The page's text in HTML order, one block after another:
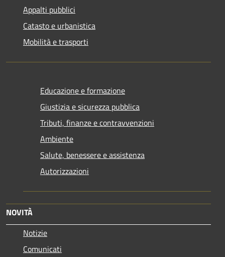
Appalti pubblici
Catasto e urbanistica
Mobilità e trasporti
Educazione e formazione
Giustizia e sicurezza pubblica
Tributi, finanze e contravvenzioni
Ambiente
Salute, benessere e assistenza
Autorizzazioni
NOVITÀ
Notizie
Comunicati